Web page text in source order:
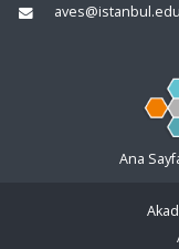
Ana